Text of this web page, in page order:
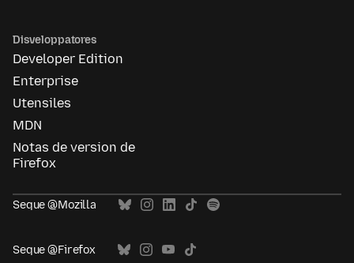
Disveloppatores
Developer Edition
Enterprise
Utensiles
MDN
Notas de version de
Firefox
Seque @Mozilla
Seque @Firefox